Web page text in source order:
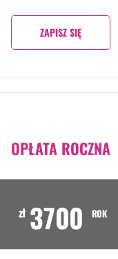
ZAPISZ SIĘ
OPŁATA ROCZNA
zł 3700 ROK